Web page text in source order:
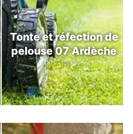
Tonte et réfection de
pelouse 07 Ardèche